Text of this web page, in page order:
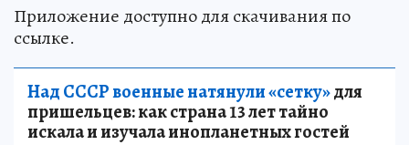
Приложение доступно для скачивания по
ссылке.
Над СССР военные натянули «сетку»для
пришельцев: как страна 13 лет тайно
искала и изучала инопланетных гостей